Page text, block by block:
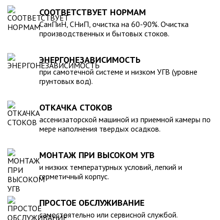
для машины. При подборе септика нужно рассчитать объем
стоков в зависимости от количества пользователей и
возможности залпового слива.
устойчивость к воздействию любых агрессивных веществ.
2. Возможность использования при больших перепадах
температуры, в том числе при очень низких в зимний
период. 3. Долговечность – срок эксплуатации исчисляется
устанавливается на подготовленном месте в течение
нескольких часов. 5. Простота обслуживания.В
ассортименте продукции, реализуемой нашей компанией –
пластиковые и стеклопластиковые изделия, изготовленные
в полном соответствии с Государственными стандартами,
санитарно-гигиеническими и другими нормативами.
СООТВЕТСТВУЕТ НОРМАМ
СанПиН, СНиП, очистка на 60-90%. Очистка
производственных и бытовых стоков.
ЭНЕРГОНЕЗАВИСИМОСТЬ
при самотечной системе и низком УГВ (уровне
грунтовых вод).
ОТКАЧКА СТОКОВ
ассенизаторской машиной из приемной камеры по
мере наполнения твердых осадков.
МОНТАЖ ПРИ ВЫСОКОМ УГВ
и низких температурных условий, легкий и
герметичный корпус.
ПРОСТОЕ ОБСЛУЖИВАНИЕ
самостоятельно или сервисной службой.